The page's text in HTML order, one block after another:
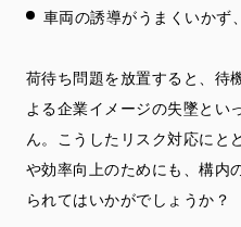
車両の誘導がうまくいかず
荷待ち問題を放置すると、待
よる企業イメージの失墜とい
ん。こうしたリスク対応にと
や効率向上のためにも、構内
られてはいかがでしょうか？